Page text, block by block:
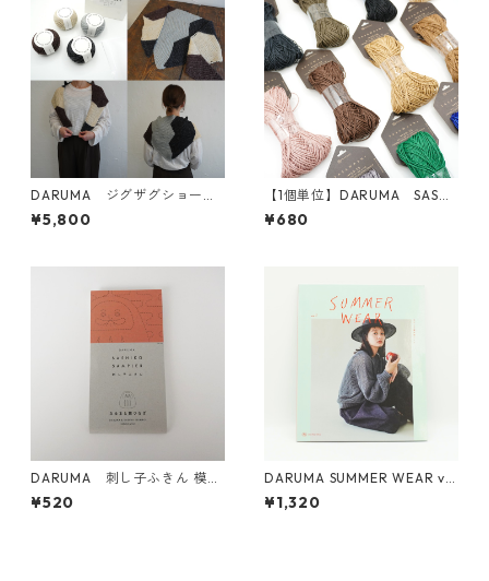
DARUMA ジグザグショール
KIT
¥5,800
【1個単位】DARUMA SASA
WASHI
¥680
DARUMA 刺し子ふきん 模様
刺し（DARUMAオリジナル
柄）1056(白) だるまと霞つ
¥520
DARUMA SUMMER WEAR vo
l.1
¥1,320